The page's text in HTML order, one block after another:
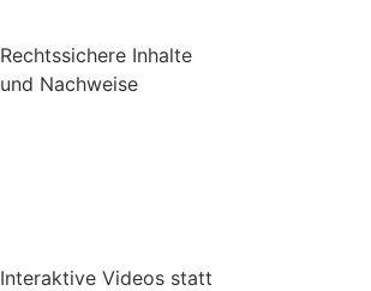
Rechtssichere Inhalte
und Nachweise
Interaktive Videos statt